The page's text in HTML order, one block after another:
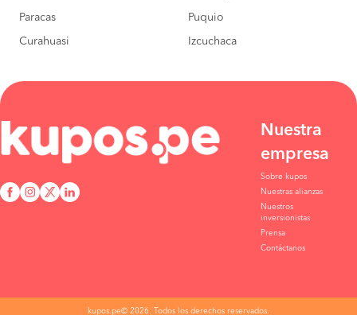
Paracas Puquio
Curahuasi Izcuchaca
Nuestra
empresa
Sobre kupos
Nuestras alianzas
Nuestros
inversionistas
Prensa
Contáctanos
kupos.pe© 2026. Todos los derechos reservados.